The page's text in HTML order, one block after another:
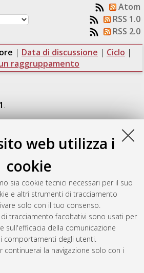
web utilizza i
cookie
sia cookie tecnici necessari per il suo
e altri strumenti di tracciamento
solo con il tuo consenso.
tracciamento facoltativi sono usati per
sull'efficacia della comunicazione
comportamenti degli utenti.
continuerai la navigazione solo con i
Atom
RSS 1.0
RSS 2.0
| Data di discussione | Ciclo |
raggruppamento
1.
Musical tension in harmonic intervals:
, [Dissertation thesis], Alma
di Bologna. Dottorato di ricerca in
10.48676/unibo/amsdottorato/9635.
generata il Wed Aug 5 20:47:00 2026